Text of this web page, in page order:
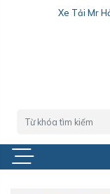
Xe Tải Mr